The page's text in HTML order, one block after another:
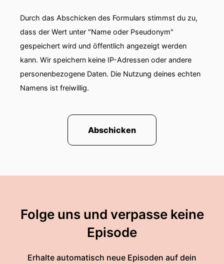
Durch das Abschicken des Formulars stimmst du zu,
dass der Wert unter "Name oder Pseudonym"
gespeichert wird und öffentlich angezeigt werden
kann. Wir speichern keine IP-Adressen oder andere
personenbezogene Daten. Die Nutzung deines echten
Namens ist freiwillig.
Abschicken
Folge uns und verpasse keine
Episode
Erhalte automatisch neue Episoden auf dein